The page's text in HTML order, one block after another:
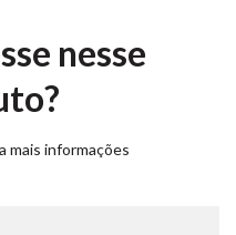
nesse
mais informações